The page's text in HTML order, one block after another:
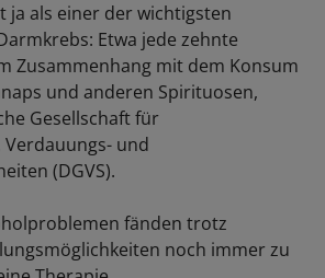
ja als einer der wichtigsten
Etwa jede zehnte
Zusammenhang mit dem Konsum
und anderen Spirituosen,
Gesellschaft für
und
(DGVS).
fänden trotz
noch immer zu